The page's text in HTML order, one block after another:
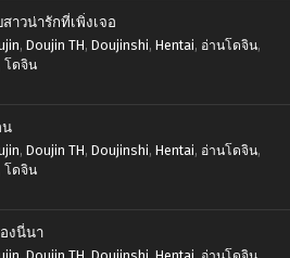
าวน่ารักที่เพิ่งเจอ
, Doujin TH , Doujinshi, Hentai, อ่านโดจิน,
โดจิน
น
, Doujin TH , Doujinshi, Hentai, อ่านโดจิน,
โดจิน
งนี่นา